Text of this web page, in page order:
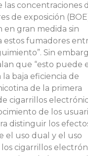
las concentraciones
de exposición
en gran medida sin
estos fumadores
Sin
que “esto puede
la baja eficiencia de
de la primera
cigarrillos
de los
distinguir los
el uso dual y el uso
cigarrillos